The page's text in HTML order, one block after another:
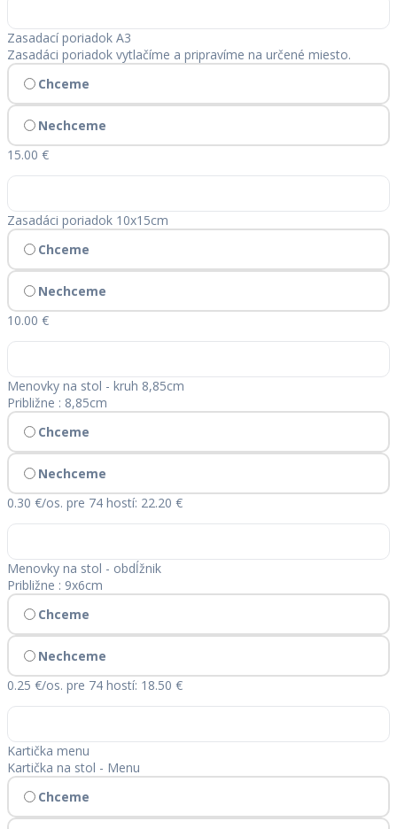
Zasadací poriadok A3
Zasadáci poriadok vytlačíme a pripravíme na určené miesto.
Chceme
Nechceme
15.00 €
Zasadáci poriadok 10x15cm
Chceme
Nechceme
10.00 €
Menovky na stol - kruh 8,85cm
Približne : 8,85cm
Chceme
Nechceme
0.30 €/os. pre 74 hostí: 22.20 €
Menovky na stol - obdĺžnik
Približne : 9x6cm
Chceme
Nechceme
0.25 €/os. pre 74 hostí: 18.50 €
Kartička menu
Kartička na stol - Menu
Chceme